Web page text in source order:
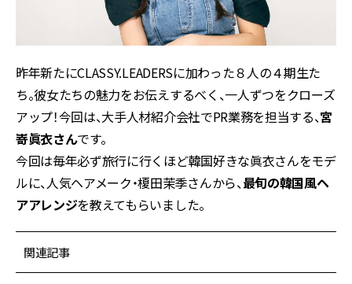
昨年新たにCLASSY.LEADERSに加わった８人の４期生た
ち。彼女たちの魅力をお伝えするべく、一人ずつをクローズ
アップ！今回は、大手人材紹介会社でPR業務を担当する、宮
嵜眞衣さんです。
今回は毎年必ず旅行に行くほど韓国好きな眞衣さんをモデ
ルに、人気ヘアメーク・榎田茉季さんから、最旬の韓国風ヘ
アアレンジを教えてもらいました。
関連記事